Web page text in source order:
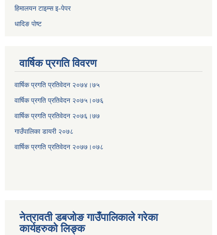
हिमालयन टाइम्स इ-पेपर
धादिङ पाेष्ट
वार्षिक प्रगति विवरण
वार्षिक प्रगति प्रतिवेदन २०७४।७५
वार्षिक प्रगति प्रतिवेदन २०७५।०७६
वार्षिक प्रगति प्रतिवेदन २०७६।७७
गाउँपालिका डायरी २०७८
वार्षिक प्रगति प्रतिवेदन २०७७।०७८
नेत्रावती डबजोङ गाउँपालिकाले गरेका
कार्यहरुको लिङ्क